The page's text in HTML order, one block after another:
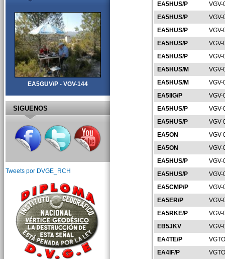
EA5HUS/P
VGV-
EA5HUS/P
VGV-
EA5HUS/P
VGV-
EA5HUS/P
VGV-
EA5HUS/P
VGV-
EA5HUS/M
VGV-
EA5HUS/M
VGV-
EA5IIG/P
VGV-
EA5HUS/P
VGV-
EA5HUS/P
VGV-
EA5ON
VGV-
EA5ON
VGV-
EA5HUS/P
VGV-
EA5HUS/P
VGV-
EA5CMP/P
VGV-
EA5ER/P
VGV-
EA5RKE/P
VGV-
EB5JKV
VGV-
EA4TE/P
EA4IF/P
EA5GUV/P - VGV-144
SIGUENOS
Tweets por DVGE_RCH